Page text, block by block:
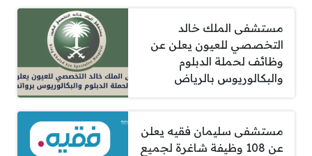
مستشفى الملك خالد
التخصصي للعيون يعلن عن
وظائف لحملة الدبلوم
والبكالوريوس بالرياض
مستشفى سليمان فقيه يعلن
عن 108 وظيفة شاغرة لجميع